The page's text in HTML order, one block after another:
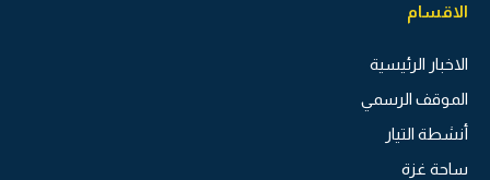
الاقسام
الاخبار الرئيسية
الموقف الرسمي
أنشطة التيار
ساحة غزة